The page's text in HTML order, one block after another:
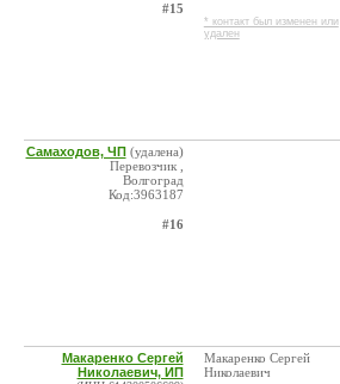
#15
* контакт был изменен или
удален
Самаходов, ЧП (удалена)
Перевозчик ,
Волгоград
Код:3963187
#16
Макаренко Сергей
Николаевич, ИП
Макаренко Сергей
Николаевич